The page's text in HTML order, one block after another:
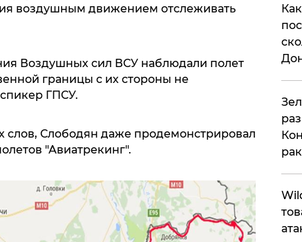
воздушным движением отслеживать
Воздушных сил ВСУ наблюдали полет
границы с их стороны не
ГПСУ.
слов, Слободян даже продемонстрировал
"Авиатрекинг".